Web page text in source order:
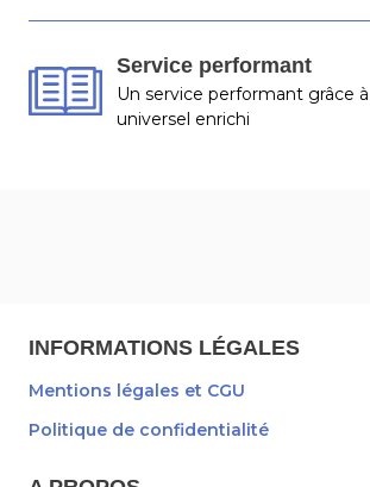
Service performant
Un service performant grâce
universel enrichi
INFORMATIONS LÉGALES
Mentions légales et CGU
Politique de confidentialité